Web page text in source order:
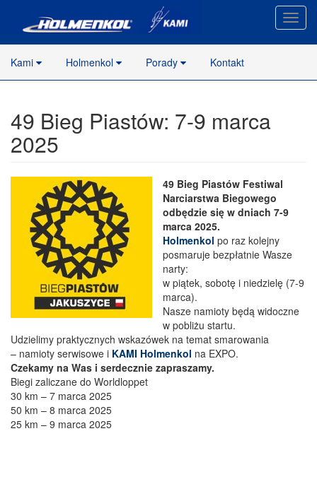
strony
Kami Holmenkol Porady Kontakt
49 Bieg Piastów: 7-9 marca
2025
49 Bieg Piastów Festiwal
Narciarstwa Biegowego
odbędzie się w dniach 7-9
marca 2025.
Holmenkol po raz kolejny
posmaruje bezpłatnie Wasze
narty:
w piątek, sobotę i niedzielę (7-9
marca).
Nasze namioty będą widoczne
w pobliżu startu.
Udzielimy praktycznych wskazówek na temat smarowania
– namioty serwisowe i KAMI Holmenkol na EXPO.
Czekamy na Was i serdecznie zapraszamy.
Biegi zaliczane do Worldloppet
30 km – 7 marca 2025
50 km – 8 marca 2025
25 km – 9 marca 2025